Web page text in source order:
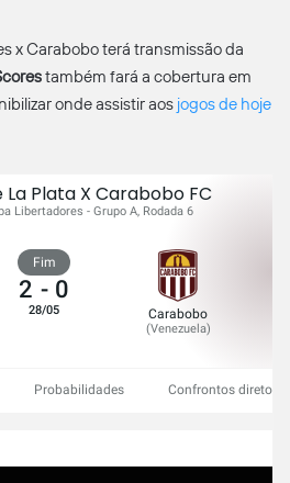
x Carabobo terá transmissão da
também fará a cobertura em
onde assistir aos jogos de hoje
La Plata X Carabobo FC
Libertadores - Grupo A, Rodada 6
Fim
2 - 0
28/05 Carabobo
(Venezuela)
Probabilidades Confrontos diretos